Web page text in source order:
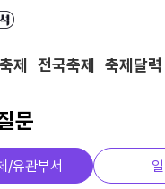
제 전국축제 축제달력
문
/유관부서